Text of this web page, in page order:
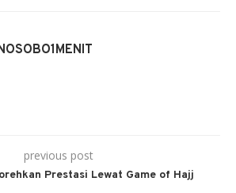
previous post
Prestasi Lewat Game of Hajj